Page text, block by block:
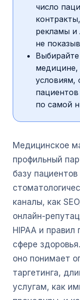
число
рекламы и
не
условиям,
по самой
Медицинское
профильный
базу
каналы, как
онлайн-
HIPAA и
сфере
оно понимает
таргетинга,
услугам, как